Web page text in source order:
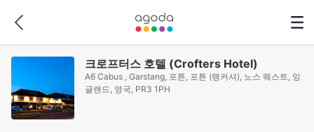
크로프터스 호텔 (Crofters Hotel)
A6 Cabus , Garstang, 포튼, 포튼 (랭커셔), 노스 웨스트, 잉
글랜드, 영국, PR3 1PH